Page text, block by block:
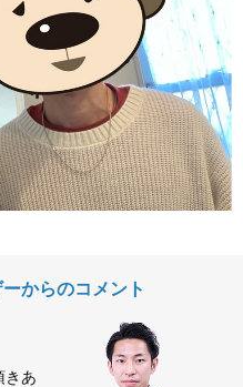
からのコメント
きあ